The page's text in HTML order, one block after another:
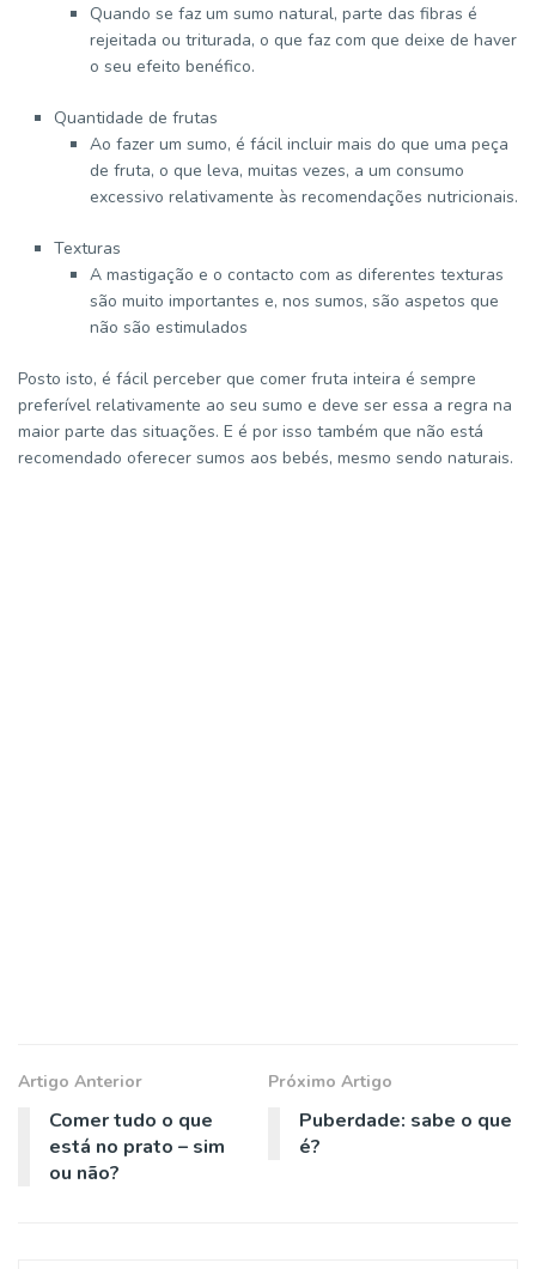
Quando se faz um sumo natural, parte das fibras é
rejeitada ou triturada, o que faz com que deixe de haver
o seu efeito benéfico.
Quantidade de frutas
Ao fazer um sumo, é fácil incluir mais do que uma peça
de fruta, o que leva, muitas vezes, a um consumo
excessivo relativamente às recomendações nutricionais.
Texturas
A mastigação e o contacto com as diferentes texturas
são muito importantes e, nos sumos, são aspetos que
não são estimulados
Posto isto, é fácil perceber que comer fruta inteira é sempre
preferível relativamente ao seu sumo e deve ser essa a regra na
maior parte das situações. E é por isso também que não está
recomendado oferecer sumos aos bebés, mesmo sendo naturais.
Artigo Anterior
Comer tudo o que
está no prato – sim
ou não?
Próximo Artigo
Puberdade: sabe o que
é?